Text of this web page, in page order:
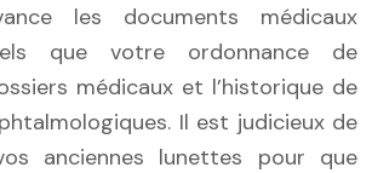
les documents médicaux
que votre ordonnance de
médicaux et l’historique de
Il est judicieux de
anciennes lunettes pour que